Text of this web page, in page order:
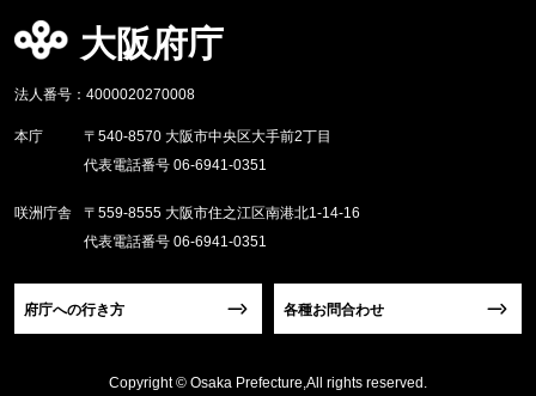
大阪府庁
法人番号：4000020270008
本庁
〒540-8570 大阪市中央区大手前2丁目
代表電話番号 06-6941-0351
咲洲庁舎
〒559-8555 大阪市住之江区南港北1-14-16
代表電話番号 06-6941-0351
府庁への行き方 各種お問合わせ
Copyright © Osaka Prefecture,All rights reserved.